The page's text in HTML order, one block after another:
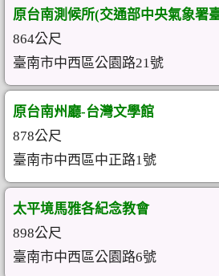
原台南測候所(交通部中央氣象署
864公尺
臺南市中西區公園路21號
原台南州廳-台灣文學館
878公尺
臺南市中西區中正路1號
太平境馬雅各紀念教會
898公尺
臺南市中西區公園路6號